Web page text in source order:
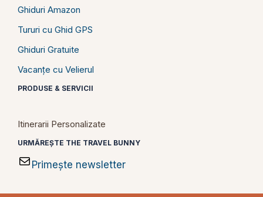
Ghiduri Amazon
Tururi cu Ghid GPS
Ghiduri Gratuite
Vacanțe cu Velierul
PRODUSE & SERVICII
Itinerarii Personalizate
URMĂREȘTE THE TRAVEL BUNNY
Primește newsletter